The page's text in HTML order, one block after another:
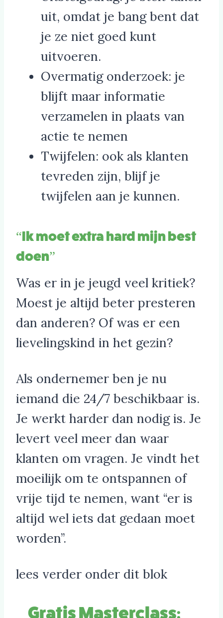
uit, omdat je bang bent dat
je ze niet goed kunt
uitvoeren.
Overmatig onderzoek: je
blijft maar informatie
verzamelen in plaats van
actie te nemen
Twijfelen: ook als klanten
tevreden zijn, blijf je
twijfelen aan je kunnen.
“Ik moet extra hard mijn best
doen”
Was er in je jeugd veel kritiek?
Moest je altijd beter presteren
dan anderen? Of was er een
lievelingskind in het gezin?
Als ondernemer ben je nu
iemand die 24/7 beschikbaar is.
Je werkt harder dan nodig is. Je
levert veel meer dan waar
klanten om vragen. Je vindt het
moeilijk om te ontspannen of
vrije tijd te nemen, want “er is
altijd wel iets dat gedaan moet
worden”.
lees verder onder dit blok
Gratis Masterclass: